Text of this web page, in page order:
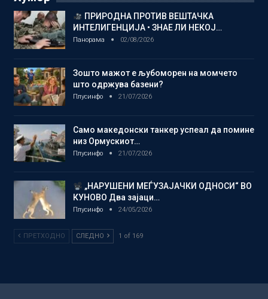
ПРИРОДНА ПРОТИВ ВЕШТАЧКА
ИНТЕЛИГЕНЦИЈА • ЗНАЕ ЛИ НЕКОЈ…
Панорама 02/08/2026
Зошто мажот е љубоморен на момчето
што одржува базени?
Плусинфо 21/07/2026
Само македонски танкер успеал да помине
низ Ормускиот…
Плусинфо 21/07/2026
„НАРУШЕНИ МЕЃУЗАЈАЧКИ ОДНОСИ“ ВО
КУНОВО Два зајаци…
Плусинфо 24/05/2026
ПРЕТХОДНО СЛЕДНО 1 of 169